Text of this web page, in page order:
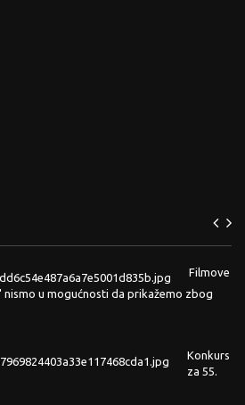
Filmove
u mogućnosti da prikažemo zbog
Konkurs
za 55.